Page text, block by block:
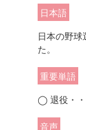
日本語
日本の野
た。
重要単語
◯ 退役・
音声